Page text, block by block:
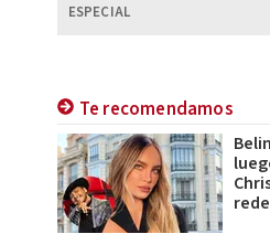
ESPECIAL
Te recomendamos